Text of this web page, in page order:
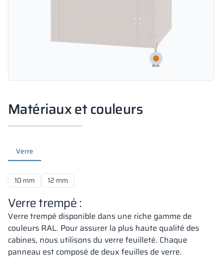
Matériaux et couleurs
Verre
10 mm 12 mm
Verre trempé :
Verre trempé disponible dans une riche gamme de
couleurs RAL. Pour assurer la plus haute qualité des
cabines, nous utilisons du verre feuilleté. Chaque
panneau est composé de deux feuilles de verre.